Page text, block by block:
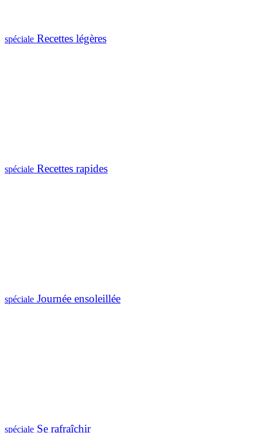
spéciale Recettes légères
spéciale Recettes rapides
spéciale Journée ensoleillée
spéciale Se rafraîchir